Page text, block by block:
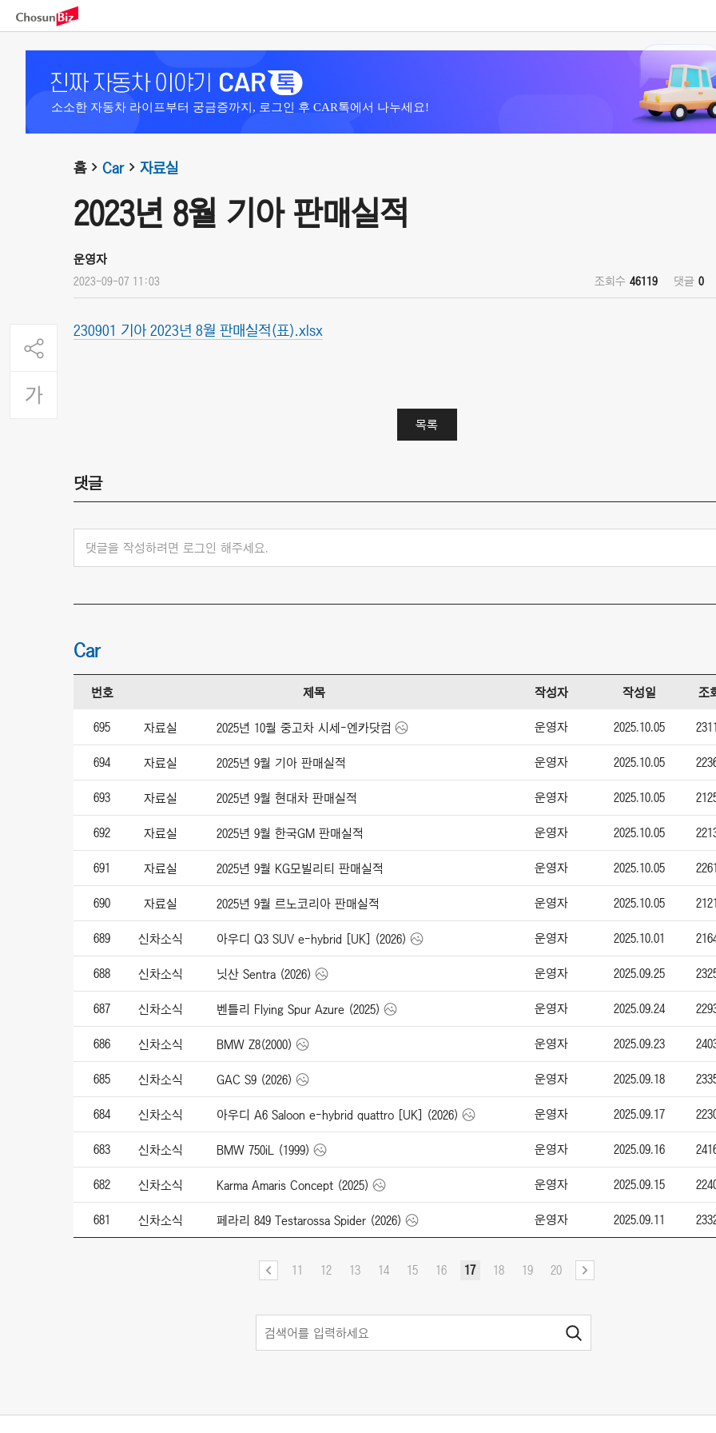
소소한 자동차 라이프부터 궁금증까지, 로그인 후 CAR톡에서 나누세요!
홈 Car 자료실
2023년 8월 기아 판매실적
운영자
2023-09-07 11:03 조회수 46119 댓글 0
230901 기아 2023년 8월 판매실적(표).xlsx
목록
댓글
댓글을 작성하려면 로그인 해주세요.
Car
번호 제목 작성자 작성일 조
695 자료실 2025년 10월 중고차 시세-엔카닷컴 운영자 2025.10.05
694 자료실 2025년 9월 기아 판매실적 운영자 2025.10.05
693 자료실 2025년 9월 현대차 판매실적 운영자 2025.10.05
692 자료실 2025년 9월 한국GM 판매실적 운영자 2025.10.05
691 자료실 2025년 9월 KG모빌리티 판매실적 운영자 2025.10.05
690 자료실 2025년 9월 르노코리아 판매실적 운영자 2025.10.05
689 신차소식 아우디 Q3 SUV e-hybrid [UK] (2026) 운영자 2025.10.01
688 신차소식 닛산 Sentra (2026) 운영자 2025.09.25
687 신차소식 벤틀리 Flying Spur Azure (2025) 운영자 2025.09.24
686 신차소식 BMW Z8(2000) 운영자 2025.09.23
685 신차소식 GAC S9 (2026) 운영자 2025.09.18
684 신차소식 아우디 A6 Saloon e-hybrid quattro [UK] (2026) 운영자 2025.09.17
683 신차소식 BMW 750iL (1999) 운영자 2025.09.16
682 신차소식 Karma Amaris Concept (2025) 운영자 2025.09.15
681 신차소식 페라리 849 Testarossa Spider (2026) 운영자 2025.09.11
11 12 13 14 15 16 17 18 19 20